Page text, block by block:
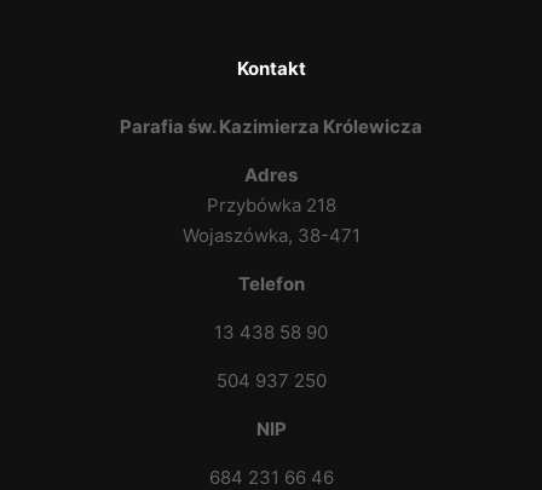
Kontakt
Parafia św. Kazimierza Królewicza
Adres
Przybówka 218
Wojaszówka, 38-471
Telefon
13 438 58 90
504 937 250
NIP
684 231 66 46